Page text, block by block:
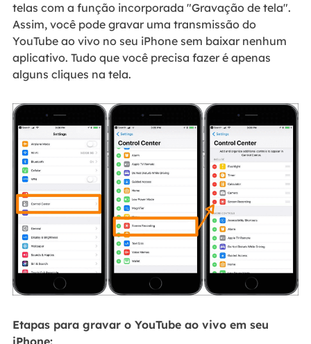
telas com a função incorporada "Gravação de tela".
Assim, você pode gravar uma transmissão do
YouTube ao vivo no seu iPhone sem baixar nenhum
aplicativo. Tudo que você precisa fazer é apenas
alguns cliques na tela.
Etapas para gravar o YouTube ao vivo em seu